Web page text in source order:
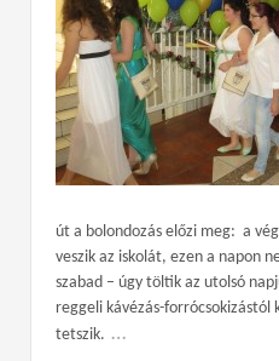
út a bolondozás előzi meg: a
veszik az iskolát, ezen a napon
szabad – úgy töltik az utolsó
reggeli kávézás-forrócsokizástól
tetszik. …